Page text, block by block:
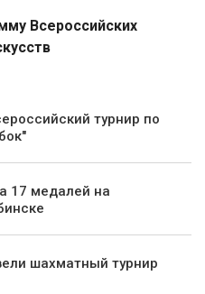
Всероссийских
турнир по
17 медалей на
шахматный турнир